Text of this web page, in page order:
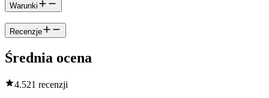
Warunki
Recenzje
Średnia ocena
4.521 recenzji